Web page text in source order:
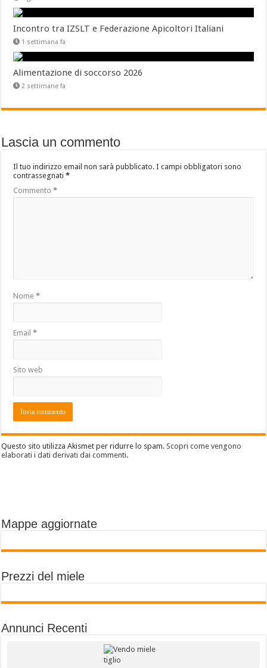
Incontro tra IZSLT e Federazione Apicoltori Italiani
1 settimana fa
Alimentazione di soccorso 2026
2 settimane fa
Lascia un commento
Il tuo indirizzo email non sarà pubblicato. I campi obbligatori sono
contrassegnati*
Commento*
Nome*
Email*
Sito web
Questo sito utilizza Akismet per ridurre lo spam.Scopri come vengono
elaborati i dati derivati dai commenti.
Mappe aggiornate
Prezzi del miele
Annunci Recenti